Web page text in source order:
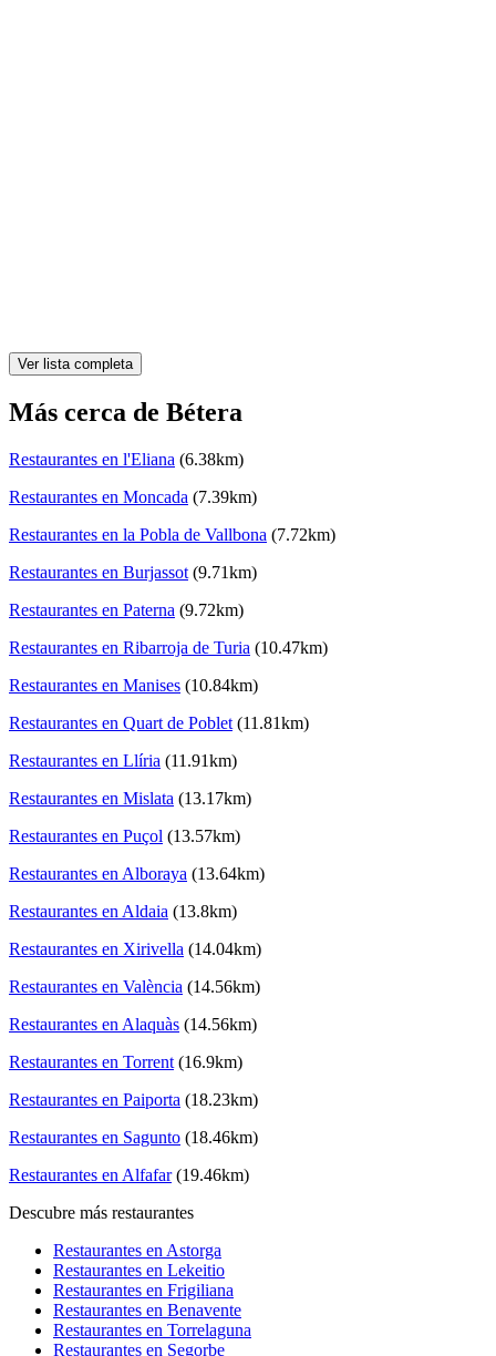
Ver lista completa
Más cerca de Bétera
Restaurantes en l'Eliana (6.38km)
Restaurantes en Moncada (7.39km)
Restaurantes en la Pobla de Vallbona (7.72km)
Restaurantes en Burjassot (9.71km)
Restaurantes en Paterna (9.72km)
Restaurantes en Ribarroja de Turia (10.47km)
Restaurantes en Manises (10.84km)
Restaurantes en Quart de Poblet (11.81km)
Restaurantes en Llíria (11.91km)
Restaurantes en Mislata (13.17km)
Restaurantes en Puçol (13.57km)
Restaurantes en Alboraya (13.64km)
Restaurantes en Aldaia (13.8km)
Restaurantes en Xirivella (14.04km)
Restaurantes en València (14.56km)
Restaurantes en Alaquàs (14.56km)
Restaurantes en Torrent (16.9km)
Restaurantes en Paiporta (18.23km)
Restaurantes en Sagunto (18.46km)
Restaurantes en Alfafar (19.46km)
Descubre más restaurantes
Restaurantes en Astorga
Restaurantes en Lekeitio
Restaurantes en Frigiliana
Restaurantes en Benavente
Restaurantes en Torrelaguna
Restaurantes en Segorbe